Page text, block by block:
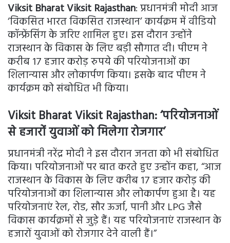
Viksit Bharat Viksit Rajasthan: प्रधानमंत्री मोदी आज
‘विकसित भारत विकसित राजस्थान’ कार्यक्रम में वीडियो
कॉन्फ्रेंसिंग के जरिए शामिल हुए। इस दौरान उन्होंने
राजस्थान के विकास के लिए बड़ी सौगात दी। पीएम ने
करीब 17 हजार करोड़ रुपये की परियोजनाओं का
शिलान्यास और लोकार्पण किया। इसके बाद पीएम ने
कार्यक्रम को संबोधित भी किया।
Viksit Bharat Viksit Rajasthan: ‘परियोजनाओं
से हजारों युवाओं को मिलेगा रोजगार’
प्रधानमंत्री नरेंद्र मोदी ने इस दौरान जनता को भी संबोधित
किया। परियोजनाओं पर बात करते हुए उन्होंन कहा, “आज
राजस्थान के विकास के लिए करीब 17 हजार करोड़ की
परियोजनाओं का शिलान्यास और लोकार्पण हुआ है। यह
परियोजनाएं रेल, रोड, सौर ऊर्जा, पानी और LPG जैसे
विकास कार्यक्रमों से जुड़े हैं। यह परियोजनाएं राजस्थान के
हजारों युवाओं को रोजगार देने वाली हैं।”